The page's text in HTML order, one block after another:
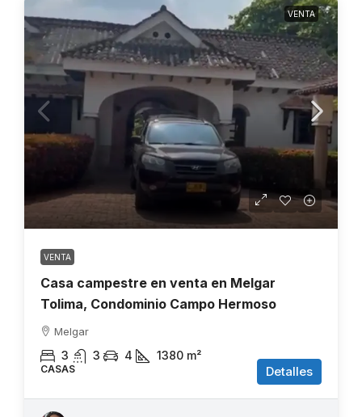
VENTA
VENTA
Casa campestre en venta en Melgar
Tolima, Condominio Campo Hermoso
Melgar
3 3 4 1380 m²
CASAS Detalles